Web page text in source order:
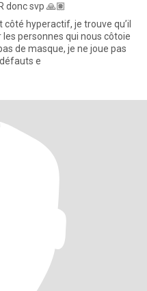
donc svp 🙏🏽
hyperactif, je trouve qu’il
personnes qui nous côtoie
e